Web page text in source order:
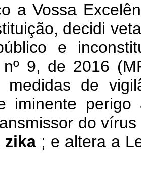
a Vossa
decidi
e
nº 9, de 2016
medidas de
iminente
do
zika ; e altera a